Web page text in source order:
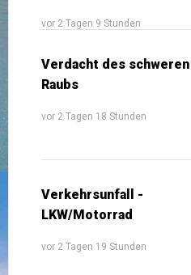
vor 2 Tagen 9 Stunden
Verdacht des schweren
Raubs
vor 2 Tagen 18 Stunden
Verkehrsunfall -
LKW/Motorrad
vor 2 Tagen 19 Stunden